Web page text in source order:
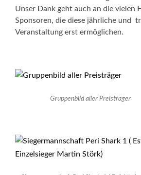
Unser Dank geht auch an die vielen
Sponsoren, die diese jährliche und
Veranstaltung erst ermöglichen.
Gruppenbild aller Preisträger